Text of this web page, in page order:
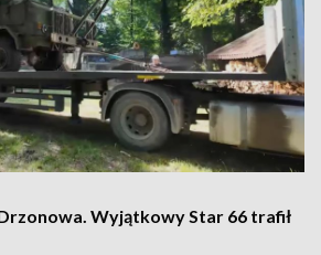
Wyjątkowy Star 66 trafił